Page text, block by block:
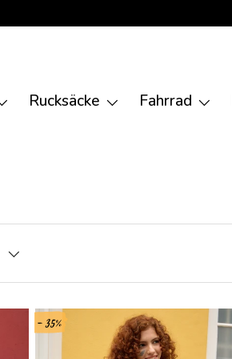
Rucksäcke Fahrrad
- 35%